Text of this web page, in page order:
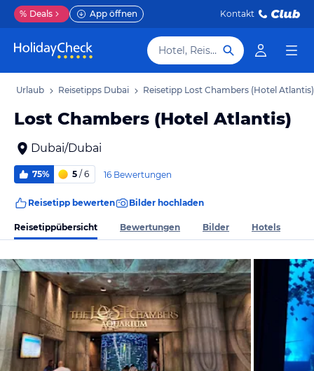
% Deals App öffnen Kontakt
Hotel, Reiseziel
Urlaub Reisetipps Dubai Reisetipp Lost Chambers (Hotel Atlantis)
Lost Chambers (Hotel Atlantis)
Dubai/Dubai
75% 5 / 6 16 Bewertungen
Reisetipp bewerten Bilder hochladen
Reisetippübersicht Bewertungen Bilder Hotels